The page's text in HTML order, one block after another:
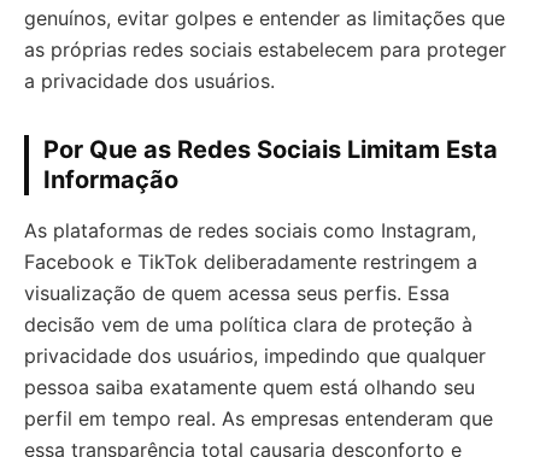
genuínos, evitar golpes e entender as limitações que
as próprias redes sociais estabelecem para proteger
a privacidade dos usuários.
Por Que as Redes Sociais Limitam Esta
Informação
As plataformas de redes sociais como Instagram,
Facebook e TikTok deliberadamente restringem a
visualização de quem acessa seus perfis. Essa
decisão vem de uma política clara de proteção à
privacidade dos usuários, impedindo que qualquer
pessoa saiba exatamente quem está olhando seu
perfil em tempo real. As empresas entenderam que
essa transparência total causaria desconforto e